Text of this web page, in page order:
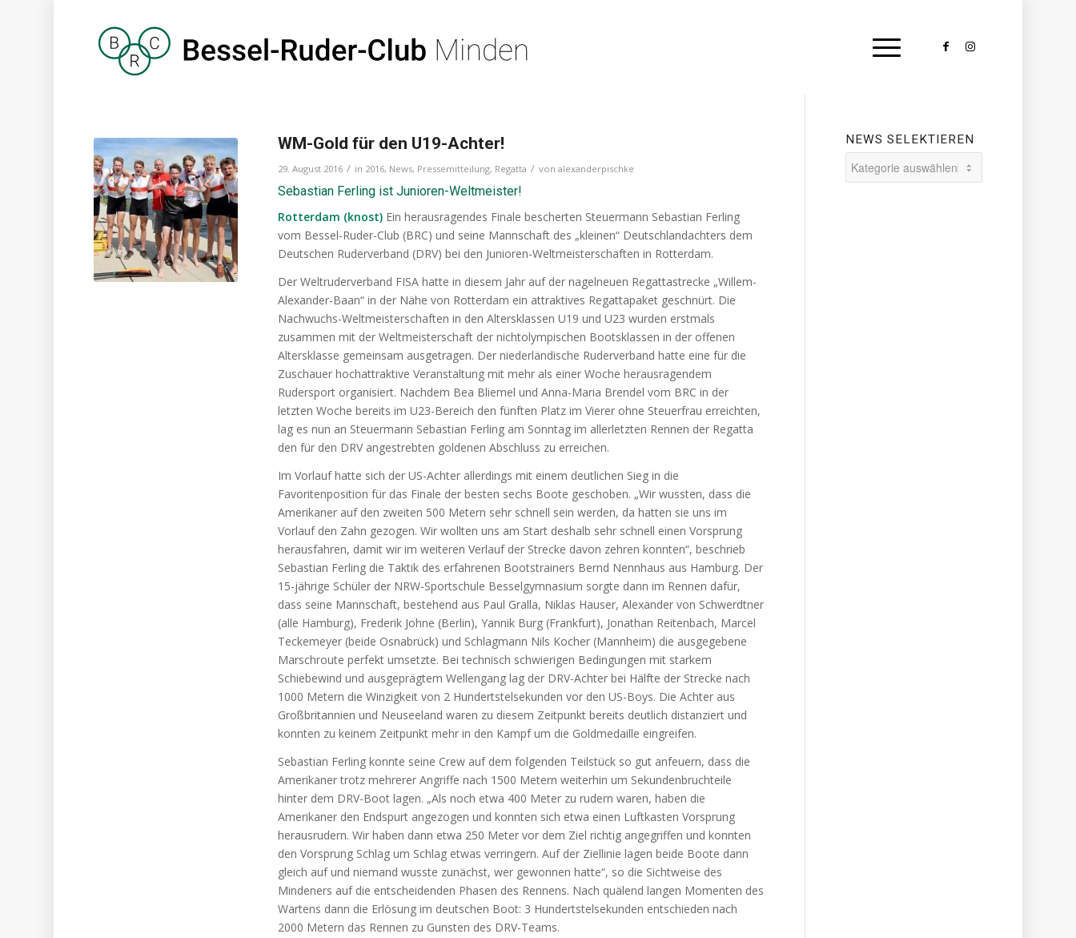
WM-Gold für den U19-Achter!
29. August 2016 / in 2016, News, Pressemitteilung, Regatta / vonalexanderpischke
Sebastian Ferling ist Junioren-Weltmeister!
Rotterdam (knost) Ein herausragendes Finale bescherten Steuermann Sebastian Ferling
vom Bessel-Ruder-Club (BRC) und seine Mannschaft des „kleinen“ Deutschlandachters dem
Deutschen Ruderverband (DRV) bei den Junioren-Weltmeisterschaften in Rotterdam.
Der Weltruderverband FISA hatte in diesem Jahr auf der nagelneuen Regattastrecke „Willem-
Alexander-Baan“ in der Nähe von Rotterdam ein attraktives Regattapaket geschnürt. Die
Nachwuchs-Weltmeisterschaften in den Altersklassen U19 und U23 wurden erstmals
zusammen mit der Weltmeisterschaft der nichtolympischen Bootsklassen in der offenen
Altersklasse gemeinsam ausgetragen. Der niederländische Ruderverband hatte eine für die
Zuschauer hochattraktive Veranstaltung mit mehr als einer Woche herausragendem
Rudersport organisiert. Nachdem Bea Bliemel und Anna-Maria Brendel vom BRC in der
letzten Woche bereits im U23-Bereich den fünften Platz im Vierer ohne Steuerfrau erreichten,
lag es nun an Steuermann Sebastian Ferling am Sonntag im allerletzten Rennen der Regatta
den für den DRV angestrebten goldenen Abschluss zu erreichen.
Im Vorlauf hatte sich der US-Achter allerdings mit einem deutlichen Sieg in die
Favoritenposition für das Finale der besten sechs Boote geschoben. „Wir wussten, dass die
Amerikaner auf den zweiten 500 Metern sehr schnell sein werden, da hatten sie uns im
Vorlauf den Zahn gezogen. Wir wollten uns am Start deshalb sehr schnell einen Vorsprung
herausfahren, damit wir im weiteren Verlauf der Strecke davon zehren konnten“, beschrieb
Sebastian Ferling die Taktik des erfahrenen Bootstrainers Bernd Nennhaus aus Hamburg. Der
15-jährige Schüler der NRW-Sportschule Besselgymnasium sorgte dann im Rennen dafür,
dass seine Mannschaft, bestehend aus Paul Gralla, Niklas Hauser, Alexander von Schwerdtner
(alle Hamburg), Frederik Johne (Berlin), Yannik Burg (Frankfurt), Jonathan Reitenbach, Marcel
Teckemeyer (beide Osnabrück) und Schlagmann Nils Kocher (Mannheim) die ausgegebene
Marschroute perfekt umsetzte. Bei technisch schwierigen Bedingungen mit starkem
Schiebewind und ausgeprägtem Wellengang lag der DRV-Achter bei Hälfte der Strecke nach
1000 Metern die Winzigkeit von 2 Hundertstelsekunden vor den US-Boys. Die Achter aus
Großbritannien und Neuseeland waren zu diesem Zeitpunkt bereits deutlich distanziert und
konnten zu keinem Zeitpunkt mehr in den Kampf um die Goldmedaille eingreifen.
Sebastian Ferling konnte seine Crew auf dem folgenden Teilstück so gut anfeuern, dass die
Amerikaner trotz mehrerer Angriffe nach 1500 Metern weiterhin um Sekundenbruchteile
hinter dem DRV-Boot lagen. „Als noch etwa 400 Meter zu rudern waren, haben die
Amerikaner den Endspurt angezogen und konnten sich etwa einen Luftkasten Vorsprung
herausrudern. Wir haben dann etwa 250 Meter vor dem Ziel richtig angegriffen und konnten
den Vorsprung Schlag um Schlag etwas verringern. Auf der Ziellinie lagen beide Boote dann
gleich auf und niemand wusste zunächst, wer gewonnen hatte“, so die Sichtweise des
Mindeners auf die entscheidenden Phasen des Rennens. Nach quälend langen Momenten des
Wartens dann die Erlösung im deutschen Boot: 3 Hundertstelsekunden entschieden nach
2000 Metern das Rennen zu Gunsten des DRV-Teams.
NEWS SELEKTIEREN
News
selektieren